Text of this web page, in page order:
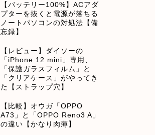
【バッテリー100%】ACアダ
プターを抜くと電源が落ちる
ノートパソコンの対処法【備
忘録】
【レビュー】ダイソーの
「iPhone 12 mini」専用、
「保護ガラスフィルム」と
「クリアケース」がやってき
た【ストラップ穴】
【比較】オウガ「OPPO
A73」と「OPPO Reno3 A」
の違い【かなり肉薄】